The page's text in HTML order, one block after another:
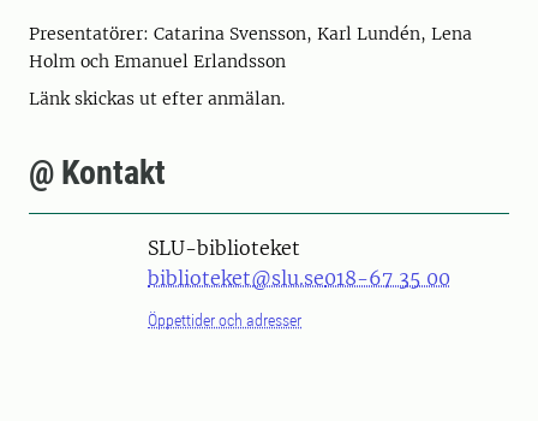
Presentatörer: Catarina Svensson, Karl Lundén, Lena
Holm och Emanuel Erlandsson
Länk skickas ut efter anmälan.
@ Kontakt
SLU-biblioteket
biblioteket@slu.se018-67 35 00
Öppettider och adresser